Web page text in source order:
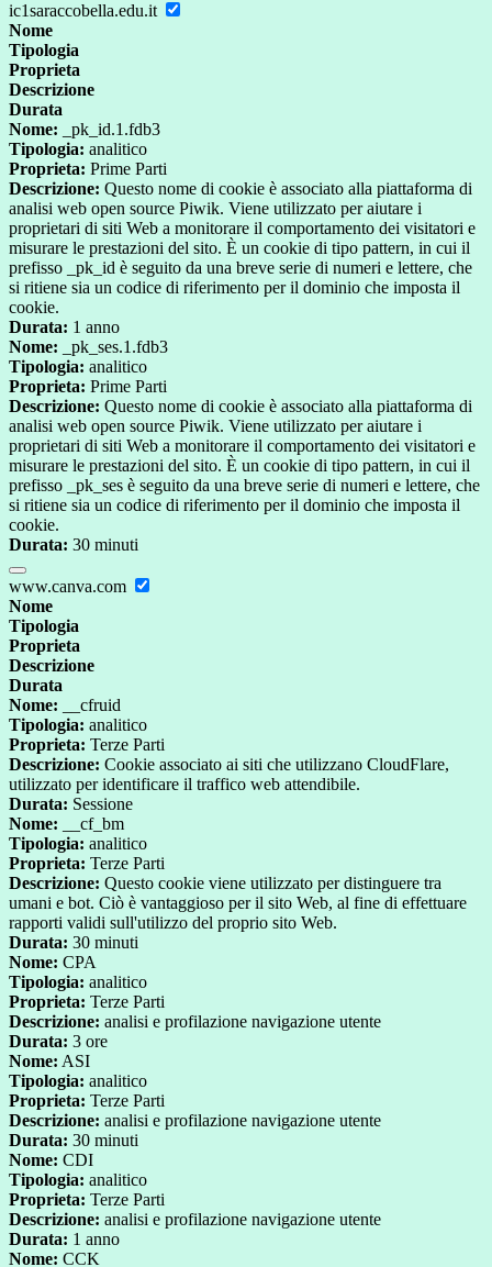
ic1saraccobella.edu.it
Nome
Tipologia
Proprieta
Descrizione
Durata
Nome: _pk_id.1.fdb3
Tipologia: analitico
Proprieta: Prime Parti
Descrizione: Questo nome di cookie è associato alla piattaforma di
analisi web open source Piwik. Viene utilizzato per aiutare i
proprietari di siti Web a monitorare il comportamento dei visitatori e
misurare le prestazioni del sito. È un cookie di tipo pattern, in cui il
prefisso _pk_id è seguito da una breve serie di numeri e lettere, che
si ritiene sia un codice di riferimento per il dominio che imposta il
cookie.
Durata: 1 anno
Nome: _pk_ses.1.fdb3
Tipologia: analitico
Proprieta: Prime Parti
Descrizione: Questo nome di cookie è associato alla piattaforma di
analisi web open source Piwik. Viene utilizzato per aiutare i
proprietari di siti Web a monitorare il comportamento dei visitatori e
misurare le prestazioni del sito. È un cookie di tipo pattern, in cui il
prefisso _pk_ses è seguito da una breve serie di numeri e lettere, che
si ritiene sia un codice di riferimento per il dominio che imposta il
cookie.
Durata: 30 minuti
www.canva.com
Nome
Tipologia
Proprieta
Descrizione
Durata
Nome: __cfruid
Tipologia: analitico
Proprieta: Terze Parti
Descrizione: Cookie associato ai siti che utilizzano CloudFlare,
utilizzato per identificare il traffico web attendibile.
Durata: Sessione
Nome: __cf_bm
Tipologia: analitico
Proprieta: Terze Parti
Descrizione: Questo cookie viene utilizzato per distinguere tra
umani e bot. Ciò è vantaggioso per il sito Web, al fine di effettuare
rapporti validi sull'utilizzo del proprio sito Web.
Durata: 30 minuti
Nome: CPA
Tipologia: analitico
Proprieta: Terze Parti
Descrizione: analisi e profilazione navigazione utente
Durata: 3 ore
Nome: ASI
Tipologia: analitico
Proprieta: Terze Parti
Descrizione: analisi e profilazione navigazione utente
Durata: 30 minuti
Nome: CDI
Tipologia: analitico
Proprieta: Terze Parti
Descrizione: analisi e profilazione navigazione utente
Durata: 1 anno
Nome: CCK